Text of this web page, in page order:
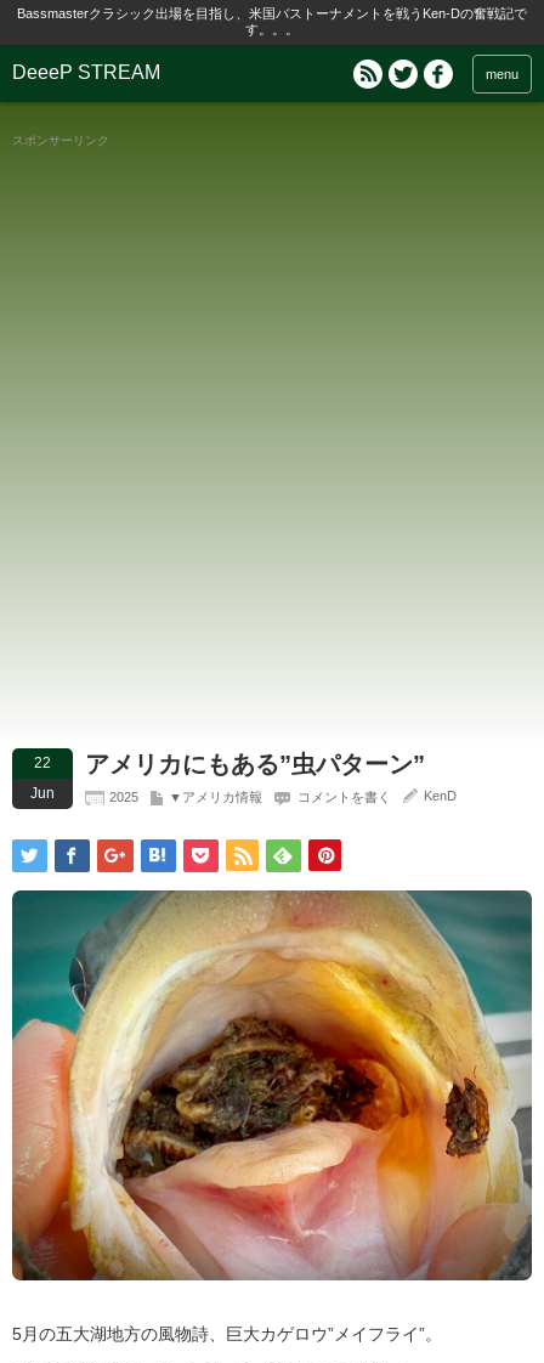
Bassmasterクラシック出場を目指し、米国バストーナメントを戦うKen-Dの奮戦記で
す。。。
DeeeP STREAM menu
スポンサーリンク
22
Jun
アメリカにもある”虫パターン”
2025 ▼アメリカ情報 コメントを書く KenD
5月の五大湖地方の風物詩、巨大カゲロウ”メイフライ”。